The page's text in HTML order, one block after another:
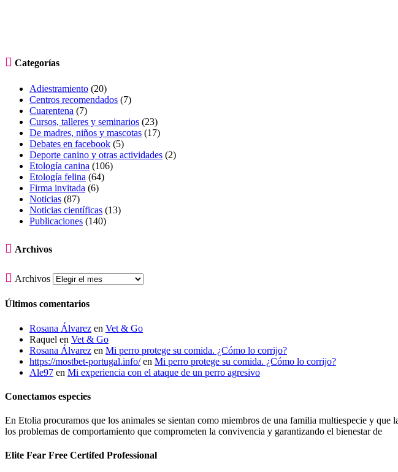
 Categorías
Adiestramiento (20)
Centros recomendados (7)
Cuarentena (7)
Cursos, talleres y seminarios (23)
De madres, niños y mascotas (17)
Debates en facebook (5)
Deporte canino y otras actividades (2)
Etología canina (106)
Etología felina (64)
Firma invitada (6)
Noticias (87)
Noticias científicas (13)
Publicaciones (140)
 Archivos
 Archivos
Últimos comentarios
Rosana Álvarez en Vet & Go
Raquel en Vet & Go
Rosana Álvarez en Mi perro protege su comida. ¿Cómo lo corrijo?
https://mostbet-portugal.info/en Mi perro protege su comida. ¿Cómo lo corrijo?
Ale97 en Mi experiencia con el ataque de un perro agresivo
Conectamos especies
En Etolia procuramos que los animales se sientan como miembros de una familia multiespecie y
los problemas de comportamiento que comprometen la convivencia y garantizando el bienestar de
Elite Fear Free Certifed Professional